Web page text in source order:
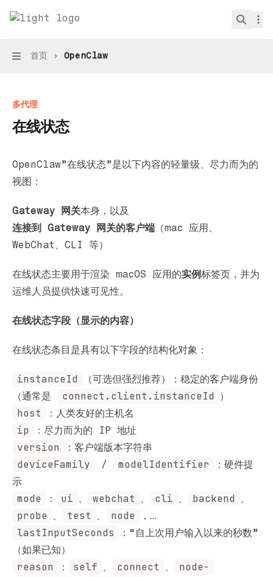
OpenClawhome page
搜索
Navigation
首页 OpenClaw
多代理
在线状态
OpenClaw”在线状态”是以下内容的轻量级、尽力而为的
视图：
Gateway 网关本身，以及
连接到 Gateway 网关的客户端 （mac 应用、
WebChat、CLI 等）
在线状态主要用于渲染 macOS 应用的实例标签页，并为
运维人员提供快速可见性。
在线状态字段（显示的内容）
在线状态条目是具有以下字段的结构化对象：
instanceId
（可选但强烈推荐）：稳定的客户端身份
（通常是
connect.client.instanceId ）
host ：人类友好的主机名
ip ：尽力而为的 IP 地址
version ：客户端版本字符串
deviceFamily / modelIdentifier
：硬件提
示
mode ： ui 、 webchat 、 cli 、 backend 、
probe 、 test 、 node ，…
lastInputSeconds
：“自上次用户输入以来的秒数”
（如果已知）
reason ： self 、 connect 、
node-